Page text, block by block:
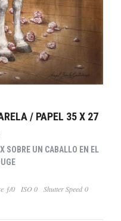
/ PAPEL 35 X 27
SOBRE UN CABALLO EN EL
ƒ/0 ISO 0 Shutter Speed 0